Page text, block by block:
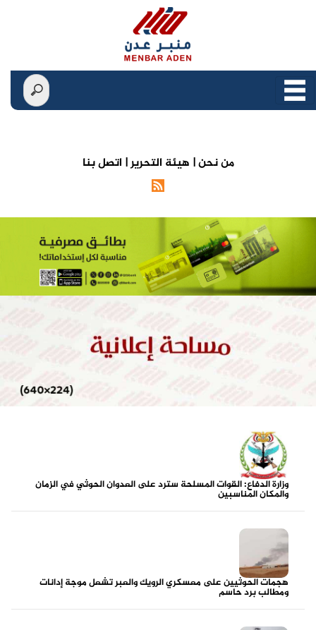
من نحن | هيئة التحرير | اتصل بنا
وزارة الدفاع: القوات المسلحة سترد على العدوان الحوثي في الزمان
والمكان المناسبين
هجمات الحوثيين على معسكري الرويك والعبر تشعل موجة إدانات
ومطالب برد حاسم